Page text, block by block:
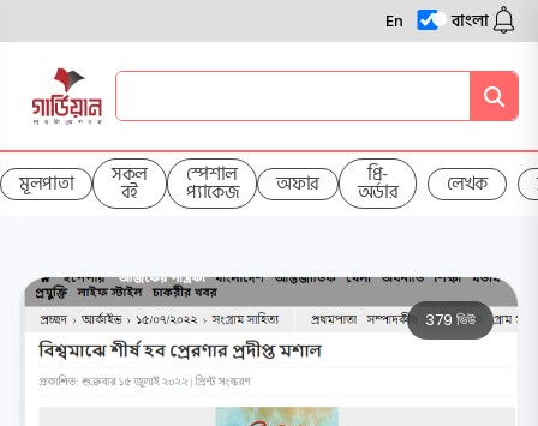
En বাংলা
মূলপাতা সকল
বই
স্পেশাল
প্যাকেজ অফার প্রি-
অর্ডার লেখক
379 ভিউ